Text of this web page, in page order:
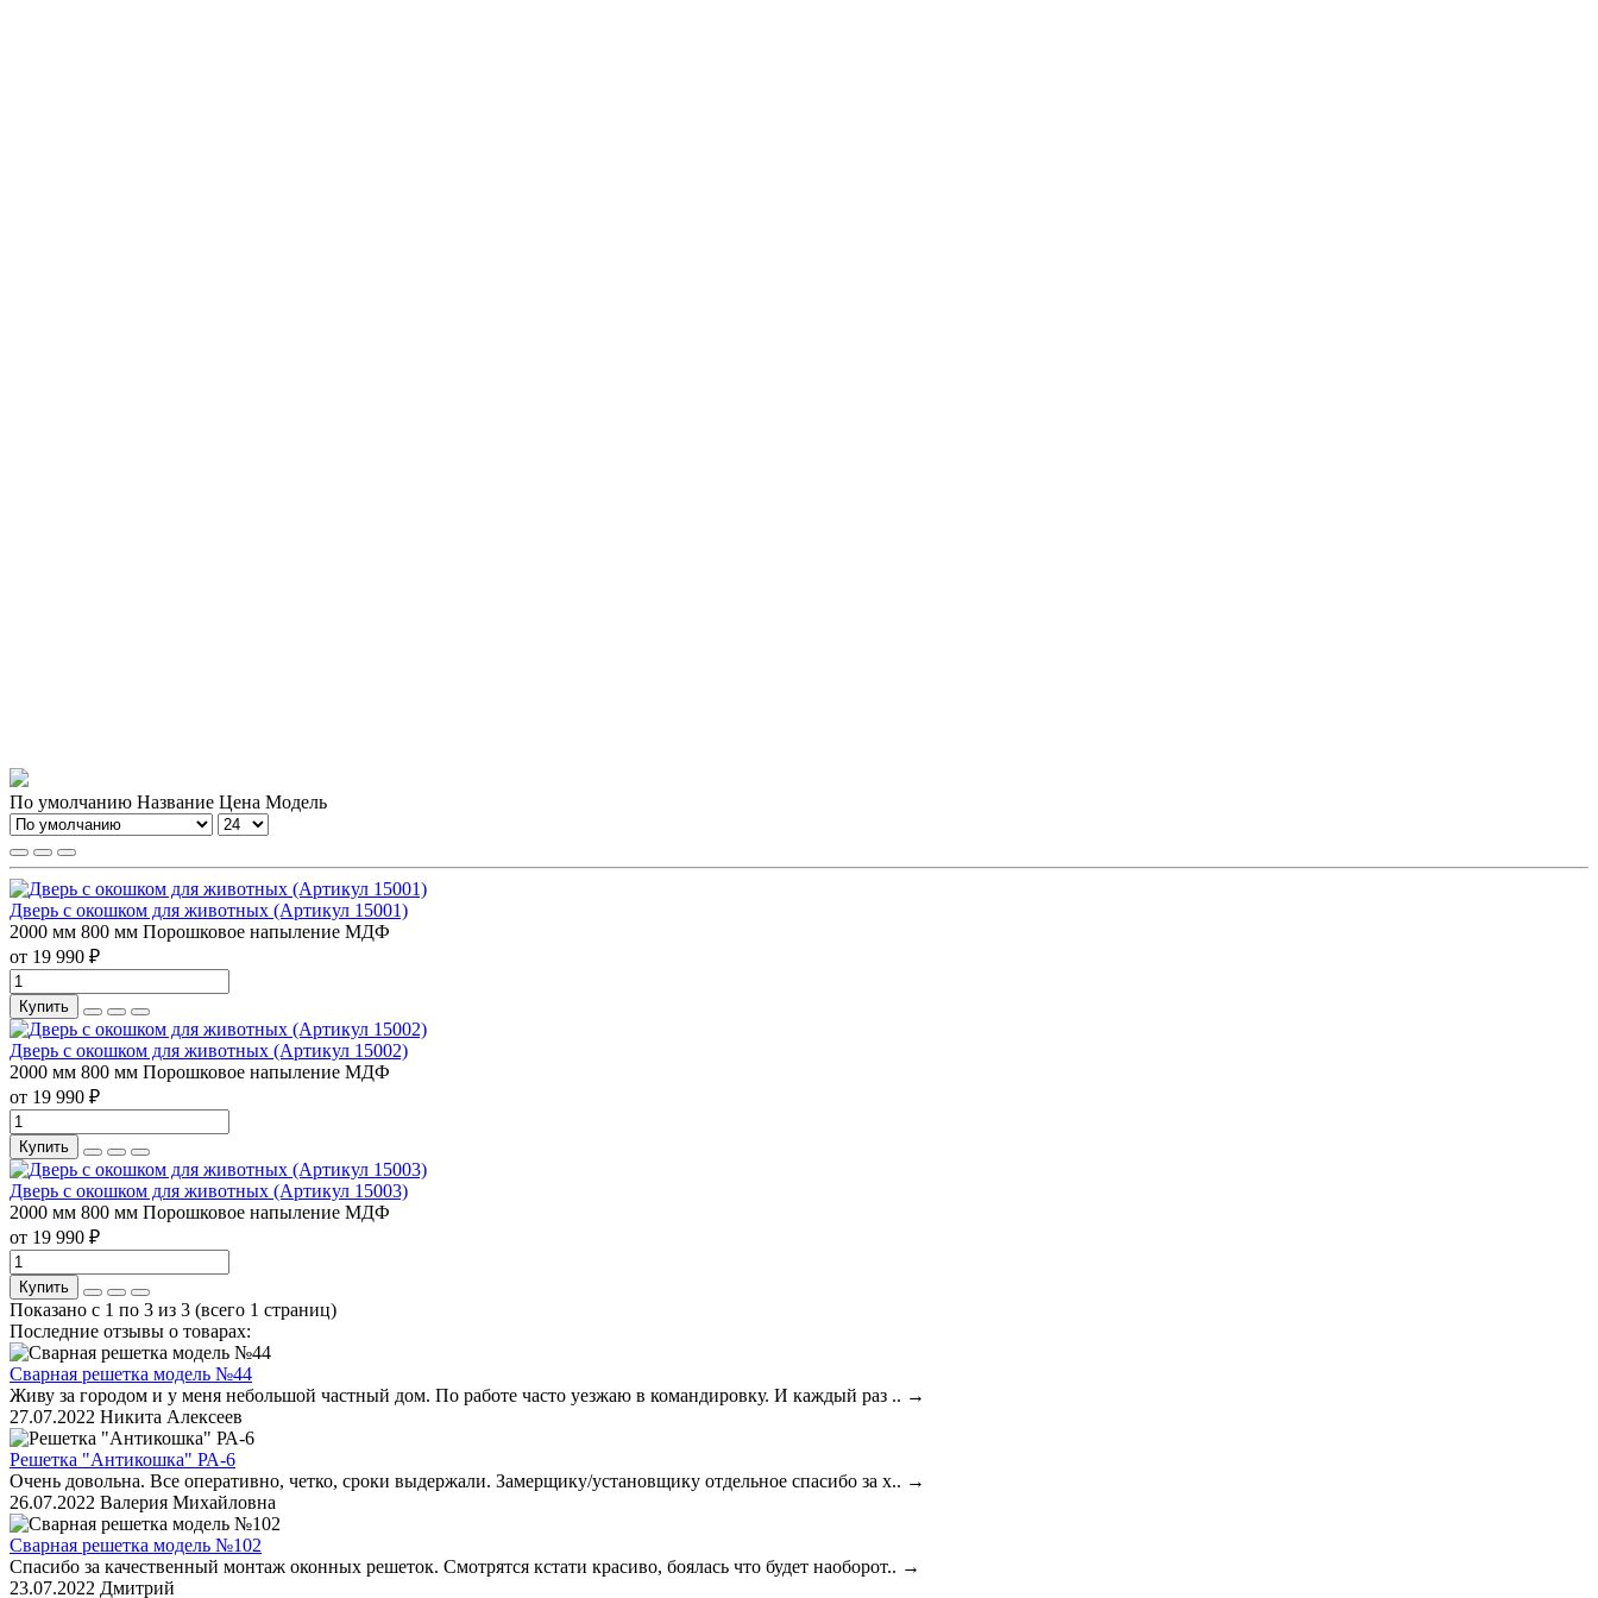
По умолчанию Название Цена Модель
Дверь с окошком для животных (Артикул 15001)
2000 мм 800 мм Порошковое напыление МДФ
от 19 990 ₽
Купить
Дверь с окошком для животных (Артикул 15002)
2000 мм 800 мм Порошковое напыление МДФ
от 19 990 ₽
Купить
Дверь с окошком для животных (Артикул 15003)
2000 мм 800 мм Порошковое напыление МДФ
от 19 990 ₽
Купить
Показано с 1 по 3 из 3 (всего 1 страниц)
Последние отзывы о товарах:
Сварная решетка модель №44
Живу за городом и у меня небольшой частный дом. По работе часто уезжаю в командировку. И каждый раз .. →
27.07.2022 Никита Алексеев
Решетка "Антикошка" РА-6
Очень довольна. Все оперативно, четко, сроки выдержали. Замерщику/установщику отдельное спасибо за х.. →
26.07.2022 Валерия Михайловна
Сварная решетка модель №102
Спасибо за качественный монтаж оконных решеток. Смотрятся кстати красиво, боялась что будет наоборот.. →
23.07.2022 Дмитрий